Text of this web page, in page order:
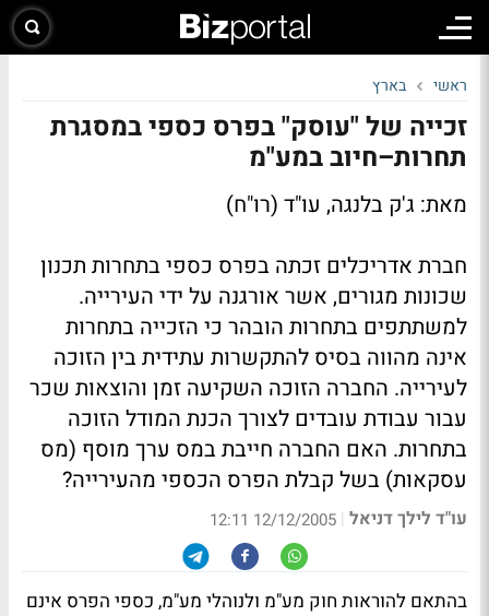
ראשי בארץ
זכייה של "עוסק" בפרס כספי במסגרת
תחרות–חיוב במע"מ
מאת: ג'ק בלנגה, עו"ד (רו"ח)
חברת אדריכלים זכתה בפרס כספי בתחרות תכנון
שכונות מגורים, אשר אורגנה על ידי העירייה.
למשתתפים בתחרות הובהר כי הזכייה בתחרות
אינה מהווה בסיס להתקשרות עתידית בין הזוכה
לעירייה. החברה הזוכה השקיעה זמן והוצאות שכר
עבור עבודת עובדים לצורך הכנת המודל הזוכה
בתחרות. האם החברה חייבת במס ערך מוסף (מס
עסקאות) בשל קבלת הפרס הכספי מהעירייה?
עו"ד לילך דניאל |
12/12/2005 12:11
בהתאם להוראות חוק מע"מ ולנוהלי מע"מ, כספי הפרס אינם